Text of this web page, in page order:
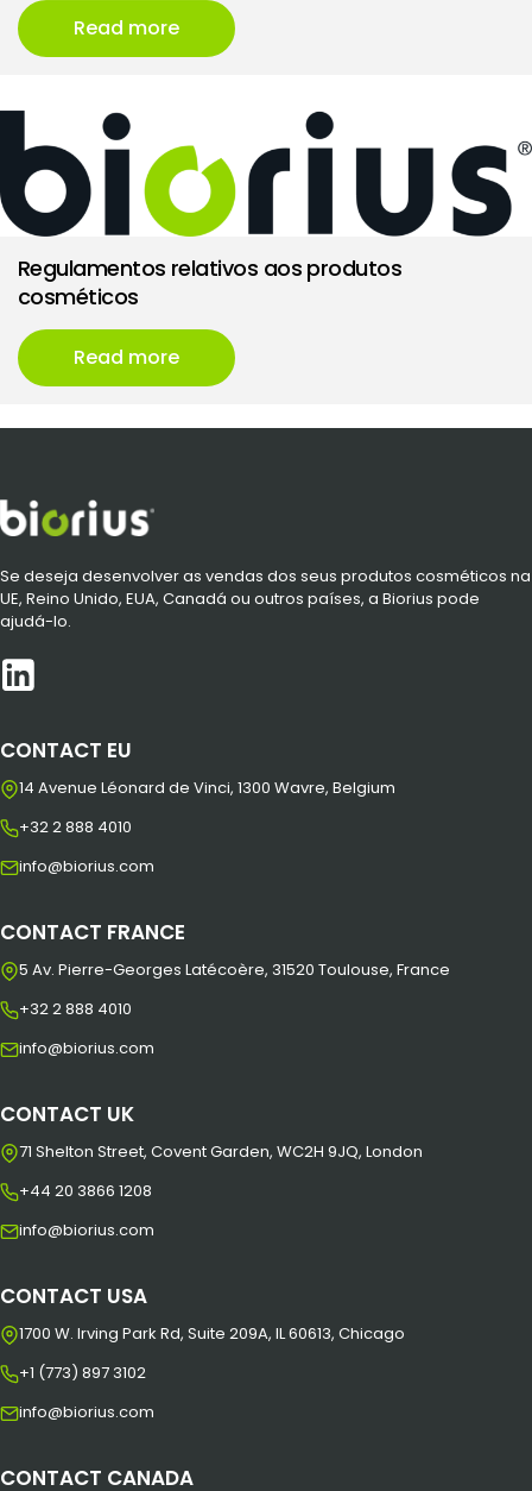
Read more
Regulamentos relativos aos produtos
cosméticos
Read more
Se deseja desenvolver as vendas dos seus produtos cosméticos na
UE, Reino Unido, EUA, Canadá ou outros países, a Biorius pode
ajudá-lo.
CONTACT EU
14 Avenue Léonard de Vinci, 1300 Wavre, Belgium
+32 2 888 4010
info@biorius.com
CONTACT FRANCE
5 Av. Pierre-Georges Latécoère, 31520 Toulouse, France
+32 2 888 4010
info@biorius.com
CONTACT UK
71 Shelton Street, Covent Garden, WC2H 9JQ, London
+44 20 3866 1208
info@biorius.com
CONTACT USA
1700 W. Irving Park Rd, Suite 209A, IL 60613, Chicago
+1 (773) 897 3102
info@biorius.com
CONTACT CANADA